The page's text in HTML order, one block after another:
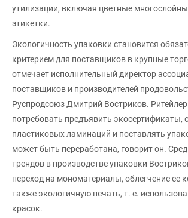
утилизации, включая цветные
этикетки.
Экологичность упаковки становится
критерием для поставщиков в крупные
отмечает исполнительный директор
поставщиков и производителей
Руспродсоюз Дмитрий Востриков.
потребовать предъявить экосертификаты,
пластиковых ламинаций и поставлять
может быть переработана, говорит он.
трендов в производстве упаковки
переход на мономатериалы, облегчение ее
также экологичную печать, т. е.
красок.